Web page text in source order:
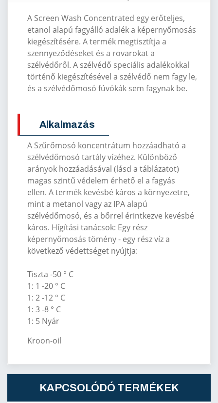
A Screen Wash Concentrated egy erőteljes,
etanol alapú fagyálló adalék a képernyőmosás
kiegészítésére. A termék megtisztítja a
szennyeződéseket és a rovarokat a
szélvédőről. A szélvédő speciális adalékokkal
történő kiegészítésével a szélvédő nem fagy le,
és a szélvédőmosó fúvókák sem fagynak be.
Alkalmazás
A Szűrőmosó koncentrátum hozzáadható a
szélvédőmosó tartály vízéhez. Különböző
arányok hozzáadásával (lásd a táblázatot)
magas szintű védelem érhető el a fagyás
ellen. A termék kevésbé káros a környezetre,
mint a metanol vagy az IPA alapú
szélvédőmosó, és a bőrrel érintkezve kevésbé
káros. Hígítási tanácsok: Egy rész
képernyőmosás tömény - egy rész víz a
következő védettséget nyújtja:
Tiszta -50 ° C
1: 1 -20 ° C
1: 2 -12 ° C
1: 3 -8 ° C
1: 5 Nyár
Kroon-oil
KAPCSOLÓDÓ TERMÉKEK